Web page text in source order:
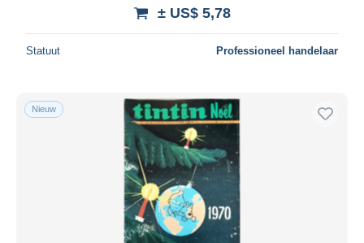
± US$ 5,78
Statuut Professioneel handelaar
Nieuw